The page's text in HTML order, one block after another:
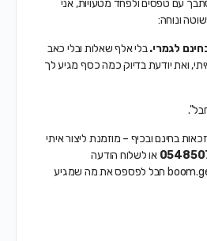
עם טפסים ולפחד מטעויות, אני
ונוחה:
לגמרי.בלי אלף שאלות ובלי כאב
ואת יודעת בדיוק כמה כסף מגיע לך
בחינם ובכיף – מוזמנת ליצור איתי
או לשלוח הודעה
boom.gefen.hevy#gmail.com חבל לפספס את מה שמגיע